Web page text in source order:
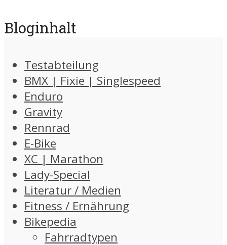
Bloginhalt
Testabteilung
BMX | Fixie | Singlespeed
Enduro
Gravity
Rennrad
E-Bike
XC | Marathon
Lady-Special
Literatur / Medien
Fitness / Ernährung
Bikepedia
Fahrradtypen